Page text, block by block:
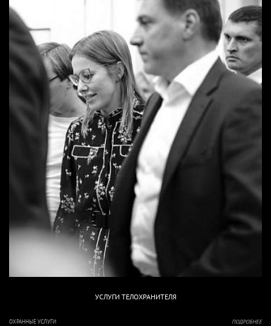
УСЛУГИ ТЕЛОХРАНИТЕЛЯ
ОХРАННЫЕ УСЛУГИ ПОДРОБНЕЕ